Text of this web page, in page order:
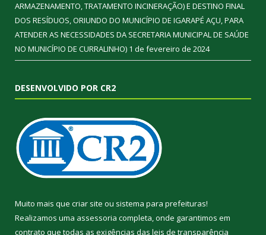
ARMAZENAMENTO, TRATAMENTO INCINERAÇÃO) E DESTINO FINAL
DOS RESÍDUOS, ORIUNDO DO MUNICÍPIO DE IGARAPÉ AÇU, PARA
ATENDER AS NECESSIDADES DA SECRETARIA MUNICIPAL DE SAÚDE
NO MUNICÍPIO DE CURRALINHO) 1 de fevereiro de 2024
DESENVOLVIDO POR CR2
Muito mais que criar site ou sistema para prefeituras!
Realizamos uma assessoria completa, onde garantimos em
contrato que todas as exigências das leis de transparência